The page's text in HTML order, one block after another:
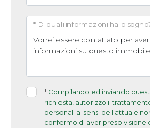
* Di quali informazioni hai
* Compilando ed inviando
richiesta, autorizzo il
personali ai sensi dell'attuale
confermo di aver preso visione